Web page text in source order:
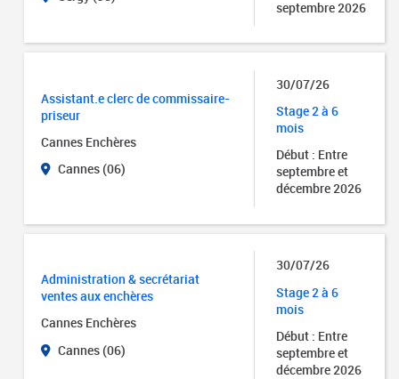
septembre 2026
Assistant.e clerc de commissaire-
priseur
Cannes Enchères
Cannes (06)
30/07/26
Stage 2 à 6
mois
Début : Entre
septembre et
décembre 2026
Administration & secrétariat
ventes aux enchères
Cannes Enchères
Cannes (06)
30/07/26
Stage 2 à 6
mois
Début : Entre
septembre et
décembre 2026